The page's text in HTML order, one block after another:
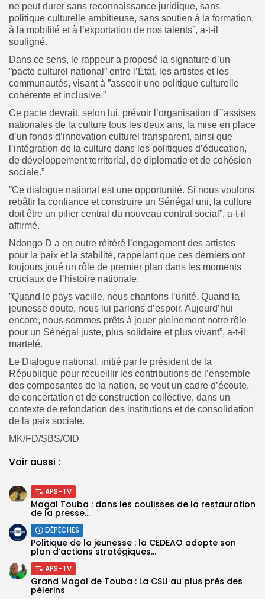
ne peut durer sans reconnaissance juridique, sans
politique culturelle ambitieuse, sans soutien à la formation,
à la mobilité et à l’exportation de nos talents”, a-t-il
souligné.
Dans ce sens, le rappeur a proposé la signature d’un
”pacte culturel national” entre l’État, les artistes et les
communautés, visant à ”asseoir une politique culturelle
cohérente et inclusive.”
Ce pacte devrait, selon lui, prévoir l’organisation d”’assises
nationales de la culture tous les deux ans, la mise en place
d’un fonds d’innovation culturel transparent, ainsi que
l’intégration de la culture dans les politiques d’éducation,
de développement territorial, de diplomatie et de cohésion
sociale.”
”Ce dialogue national est une opportunité. Si nous voulons
rebâtir la confiance et construire un Sénégal uni, la culture
doit être un pilier central du nouveau contrat social”, a-t-il
affirmé.
Ndongo D a en outre réitéré l’engagement des artistes
pour la paix et la stabilité, rappelant que ces derniers ont
toujours joué un rôle de premier plan dans les moments
cruciaux de l’histoire nationale.
”Quand le pays vacille, nous chantons l’unité. Quand la
jeunesse doute, nous lui parlons d’espoir. Aujourd’hui
encore, nous sommes prêts à jouer pleinement notre rôle
pour un Sénégal juste, plus solidaire et plus vivant”, a-t-il
martelé.
Le Dialogue national, initié par le président de la
République pour recueillir les contributions de l’ensemble
des composantes de la nation, se veut un cadre d’écoute,
de concertation et de construction collective, dans un
contexte de refondation des institutions et de consolidation
de la paix sociale.
MK/FD/SBS/OID
Voir aussi :
APS-TV
Magal Touba : dans les coulisses de la restauration
de la presse...
DÉPÊCHES
Politique de la jeunesse : la CEDEAO adopte son
plan d’actions stratégiques...
APS-TV
Grand Magal de Touba : La CSU au plus près des
pèlerins